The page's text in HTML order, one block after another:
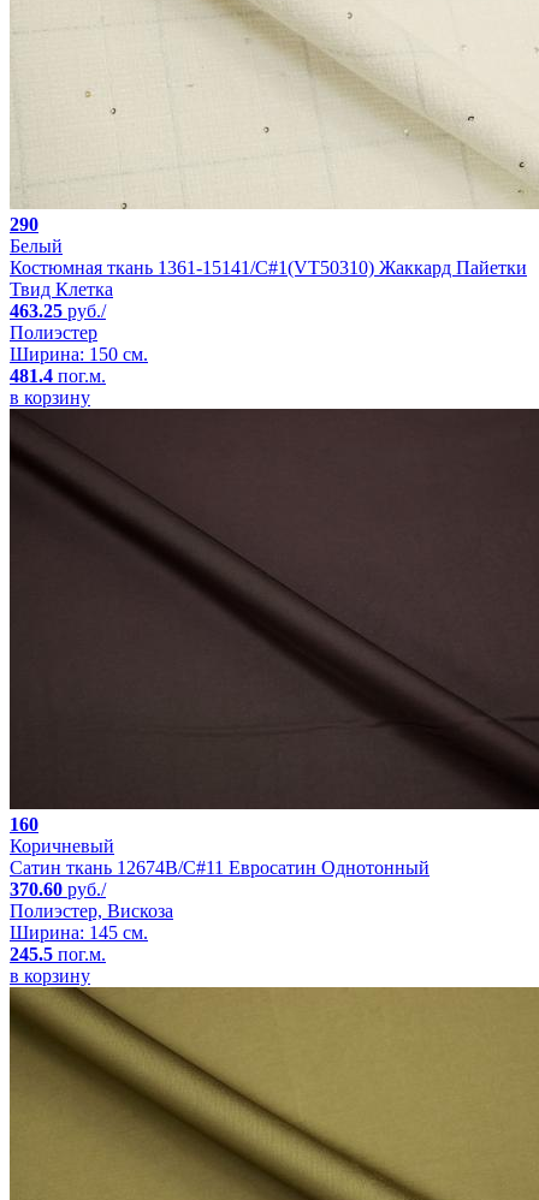
290
Белый
Костюмная ткань 1361-15141/C#1(VT50310) Жаккард Пайетки
Твид Клетка
463.25 руб./
Полиэстер
Ширина: 150 см.
481.4 пог.м.
в корзину
160
Коричневый
Сатин ткань 12674B/C#11 Евросатин Однотонный
370.60 руб./
Полиэстер, Вискоза
Ширина: 145 см.
245.5 пог.м.
в корзину